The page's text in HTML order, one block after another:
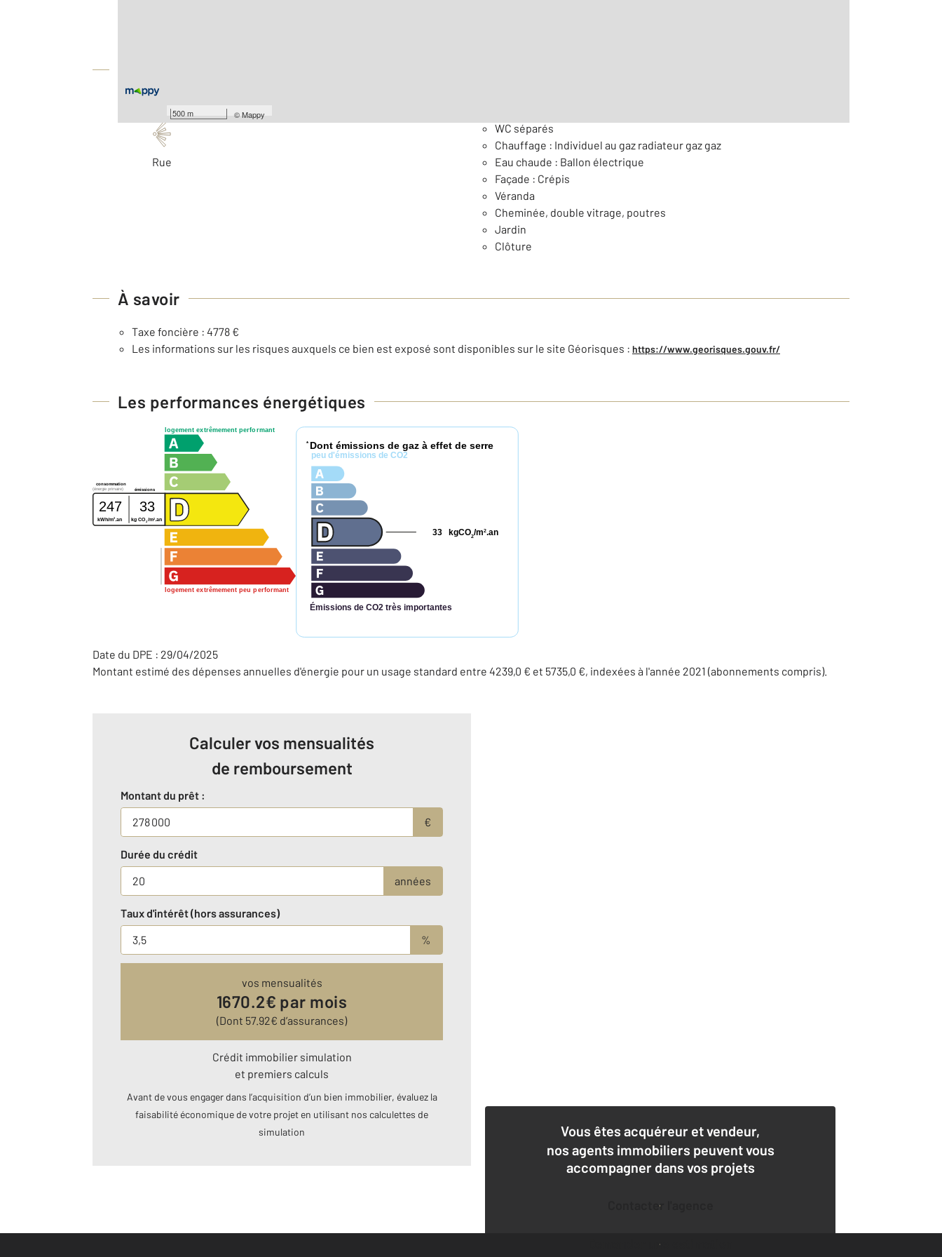
500 m ©Mappy
Rue
WC séparés
Chauffage : Individuel au gaz radiateur gaz gaz
Eau chaude : Ballon électrique
Façade : Crépis
Véranda
Cheminée, double vitrage, poutres
Jardin
Clôture
À savoir
Taxe foncière : 4778 €
Les informations sur les risques auxquels ce bien est exposé sont disponibles sur le site Géorisques : https://www.georisques.gouv.fr/
Les performances énergétiques
logement extrêmement performant
logement extrêmement peu performant
consommation
émissions
(énergie primaire)
247 33
kWh/m2 .an kg CO2 /m2 .an
* Dont émissions de gaz à effet de serre
peu d'émissions de CO2
Émissions de CO2 très importantes
kgCO2/m2.an
33
Date du DPE : 29/04/2025
Montant estimé des dépenses annuelles d'énergie pour un usage standard entre 4239,0 € et 5735,0 €, indexées à l'année 2021 (abonnements compris).
Calculer vos mensualités
de remboursement
Montant du prêt :
€
Durée du crédit
années
Taux d'intérêt (hors assurances)
%
vos mensualités
1670.2€ par mois
(Dont 57.92€ d’assurances)
Crédit immobilier simulation
et premiers calculs
Avant de vous engager dans l’acquisition d’un bien immobilier, évaluez la
faisabilité économique de votre projet en utilisant nos calculettes de
simulation
Vous êtes acquéreur et vendeur,
nos agents immobiliers peuvent vous
accompagner dans vos projets
Contacter l'agence
Demander une estimation